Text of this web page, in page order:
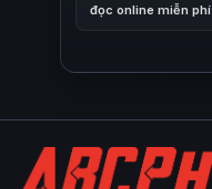
đọc online miễn phí